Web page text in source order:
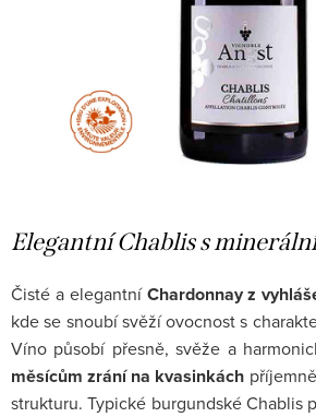
Elegantní Chablis s
Čisté a elegantníChardonnay z
kde se snoubí svěží ovocnost s
Víno působí přesně, svěže a
měsícům zrání na kvasinkách
strukturu. Typické burgundské Chablis